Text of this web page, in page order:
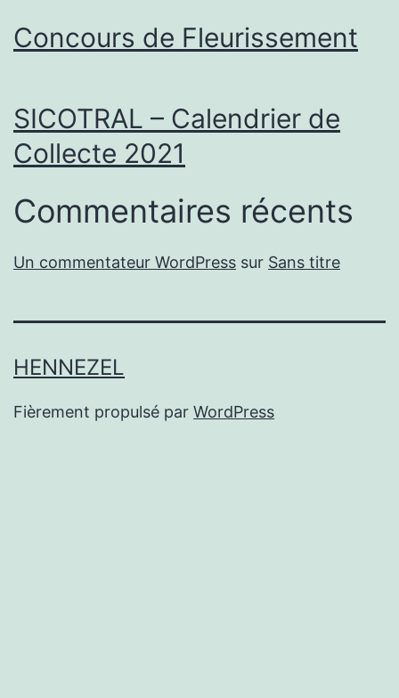
Concours de Fleurissement
SICOTRAL – Calendrier de
Collecte 2021
Commentaires récents
Un commentateur WordPress sur Sans titre
HENNEZEL
Fièrement propulsé par WordPress